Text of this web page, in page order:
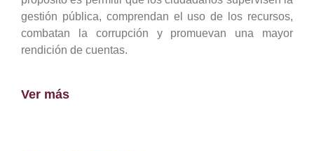
gestión pública, comprendan el uso de los recursos,
combatan la corrupción y promuevan una mayor
rendición de cuentas.
Ver más